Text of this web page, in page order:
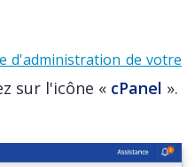
d'administration de votre
sur l'icône « cPanel ».